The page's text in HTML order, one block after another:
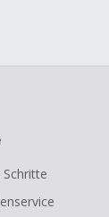
Schritte